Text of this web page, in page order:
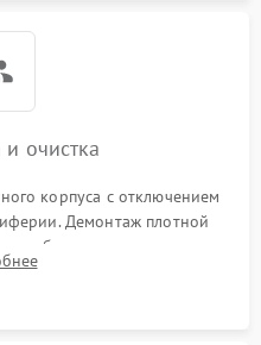
очистка
корпуса с отключением
Демонтаж плотной
турбины и радиатора от
кистью и сжатым